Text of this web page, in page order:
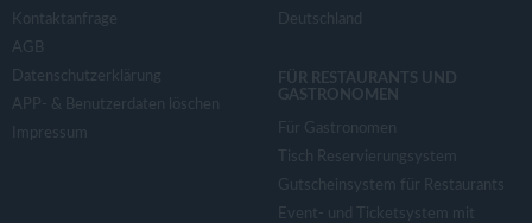
Kontaktanfrage
AGB
Datenschutzerklärung
APP- & Benutzerdaten löschen
Impressum
Deutschland
FÜR RESTAURANTS UND
GASTRONOMEN
Für Gastronomen
Tisch Reservierungsystem
Gutscheinsystem für Restaurants
Event- und Ticketsystem mit